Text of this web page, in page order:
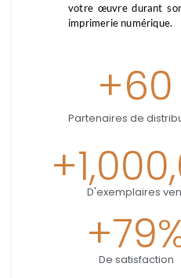
votre œuvre durant
imprimerie numérique.
Partenaires de
+60
D'exemplaires
+
De satisfaction
+80